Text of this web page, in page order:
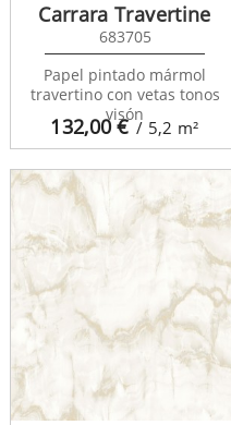
132,00€ / 5,2 m²
Carrara Travertine
683705
Papel pintado mármol
travertino con vetas tonos
visón